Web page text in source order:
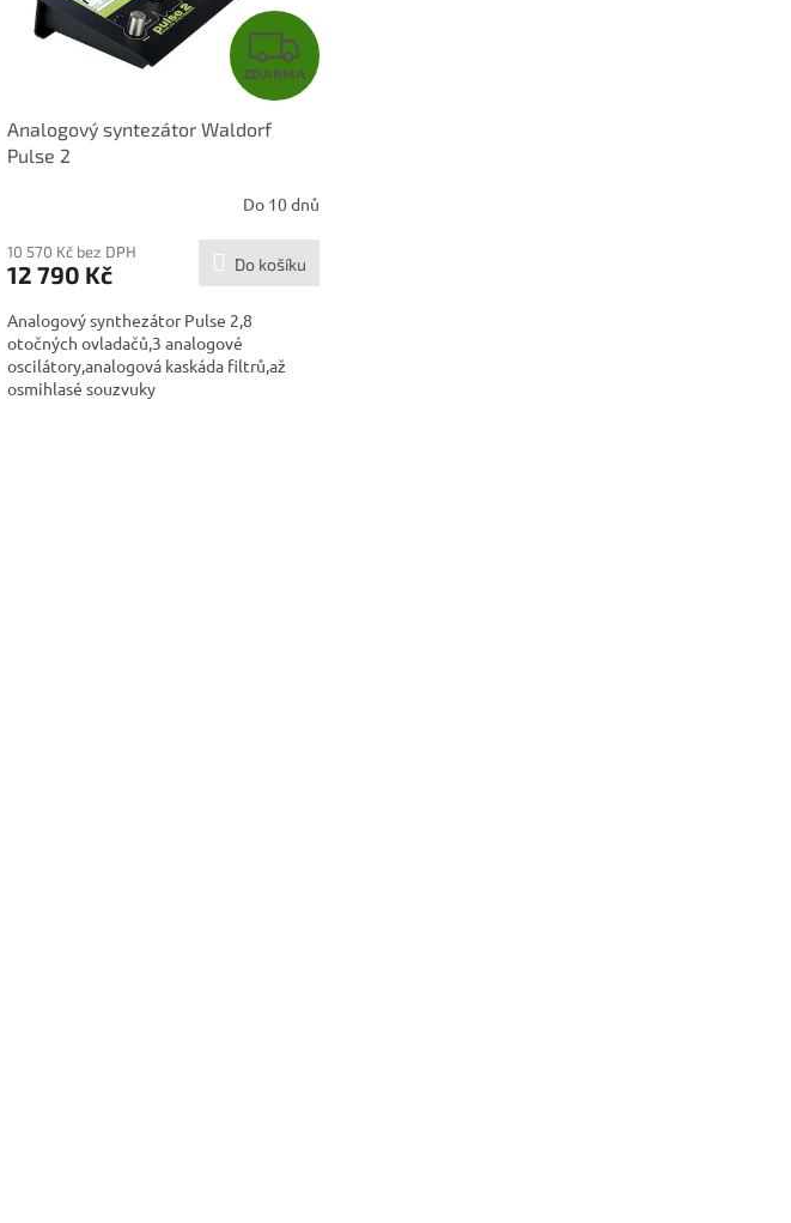
Z
D
R
M
A
ZDARMA
Analogový syntezátor Waldorf
Pulse 2
Do 10 dnů
10 570 Kč bez DPH
12 790 Kč Do košíku
Analogový synthezátor Pulse 2,8
otočných ovladačů,3 analogové
oscilátory,analogová kaskáda filtrů,až
osmihlasé souzvuky